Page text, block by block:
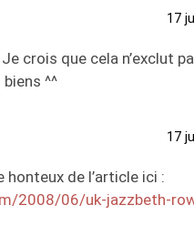
17
crois que cela n’exclut
^^
17
honteux de l’article ici :
2008/06/uk-jazzbeth-